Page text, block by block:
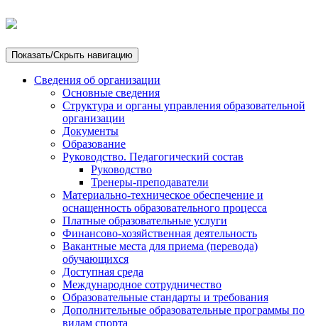
Показать/Скрыть навигацию
Сведения об организации
Основные сведения
Структура и органы управления образовательной
организации
Документы
Образование
Руководство. Педагогический состав
Руководство
Тренеры-преподаватели
Материально-техническое обеспечение и
оснащенность образовательного процесса
Платные образовательные услуги
Финансово-хозяйственная деятельность
Вакантные места для приема (перевода)
обучающихся
Доступная среда
Международное сотрудничество
Образовательные стандарты и требования
Дополнительные образовательные программы по
видам спорта